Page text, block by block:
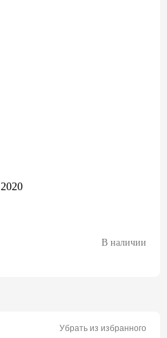
В наличии
Убрать из избранного